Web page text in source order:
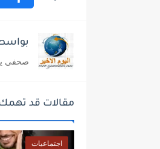
صحفى
مقالات قد
اجتماعيات